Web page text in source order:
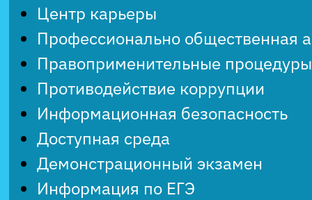
Центр карьеры
Профессионально общественная
Правоприменительные процедуры
Противодействие коррупции
Информационная безопасность
Доступная среда
Демонстрационный экзамен
Информация по ЕГЭ